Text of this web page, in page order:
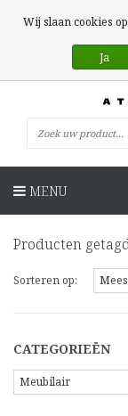
MENU
Producten
Sorteren op:
CATEGORIEËN
Wij slaan cookies
Ja